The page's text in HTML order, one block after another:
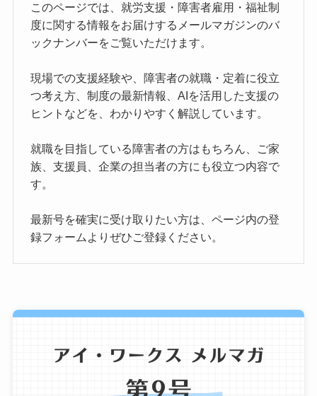
このページでは、就労支援・障害者雇用・福祉制
度に関する情報をお届けするメールマガジンのバ
ックナンバーをご覧いただけます。
現場での支援経験や、障害者の就職・定着に役立
つ考え方、制度の最新情報、AIを活用した支援の
ヒントなどを、わかりやすく解説しています。
就職を目指している障害者の方はもちろん、ご家
族、支援員、企業の担当者の方にも役立つ内容で
す。
最新号を確実に受け取りたい方は、ページ内の登
録フォームよりぜひご登録ください。